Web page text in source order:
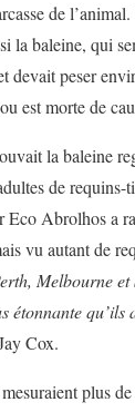
de
la baleine, qui
devait peser
est morte de
la baleine
de requins-
Eco Abrolhos a
vu autant de
Melbourne
étonnante qu’ils
Cox.
plus